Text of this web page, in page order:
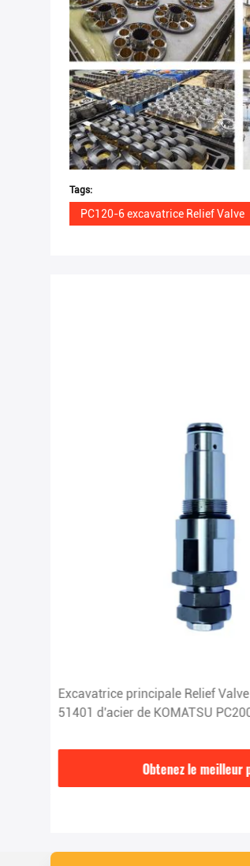
Tags:
PC120-6 excavatrice Relief Valve
Excavatrice principale Relief
51401 d'acier de KOMATSU
Obtenez le meilleur